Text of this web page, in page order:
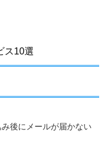
ス10選
み後にメールが届かない